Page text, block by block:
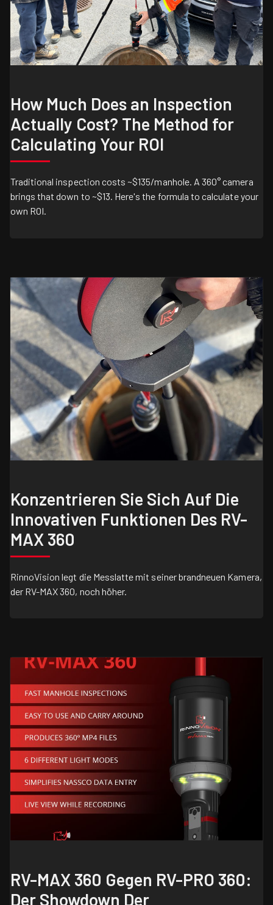
How Much Does an Inspection
Actually Cost? The Method for
Calculating Your ROI
Traditional inspection costs ~$135/manhole. A 360° camera
brings that down to ~$13. Here's the formula to calculate your
own ROI.
Konzentrieren Sie Sich Auf Die
Innovativen Funktionen Des RV-
MAX 360
RinnoVision legt die Messlatte mit seiner brandneuen Kamera,
der RV-MAX 360, noch höher.
RV-MAX 360 Gegen RV-PRO 360:
Der Showdown Der